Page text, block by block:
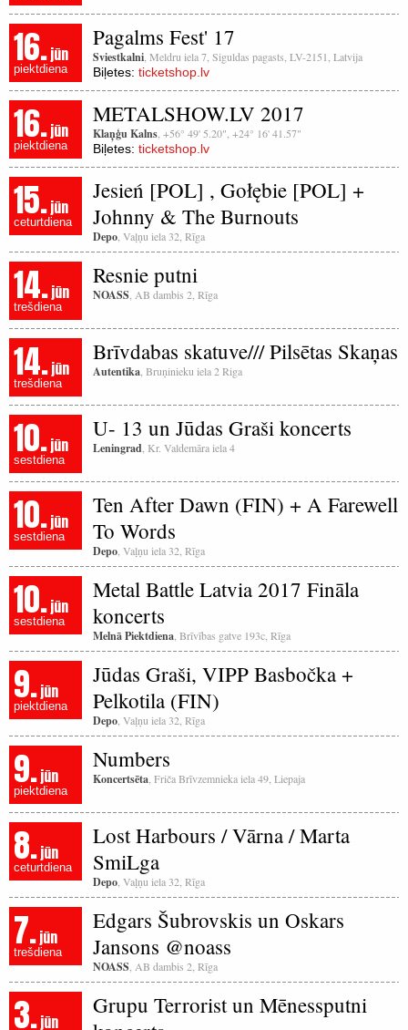
16.jūn
piektdiena
Pagalms Fest' 17
Sviestkalni , Meldru iela 7, Siguldas pagasts, LV-2151, Latvija
Biļetes: ticketshop.lv
16.jūn
piektdiena
METALSHOW.LV 2017
Klaņģu Kalns , +56° 49' 5.20", +24° 16' 41.57"
Biļetes: ticketshop.lv
15.jūn
ceturtdiena
Jesień [POL] , Gołębie [POL] +
Johnny & The Burnouts
Depo , Vaļņu iela 32, Rīga
14.jūn
trešdiena
Resnie putni
NOASS , AB dambis 2, Rīga
14.jūn
trešdiena
Brīvdabas skatuve/// Pilsētas Skaņas
Autentika , Bruņinieku iela 2 Riga
10.jūn
sestdiena
U- 13 un Jūdas Graši koncerts
Leningrad , Kr. Valdemāra iela 4
10.jūn
sestdiena
Ten After Dawn (FIN) + A Farewell
To Words
Depo , Vaļņu iela 32, Rīga
10.jūn
sestdiena
Metal Battle Latvia 2017 Fināla
koncerts
Melnā Piektdiena , Brīvības gatve 193c, Rīga
9.jūn
piektdiena
Jūdas Graši, VIPP Basbočka +
Pelkotila (FIN)
Depo , Vaļņu iela 32, Rīga
9.jūn
piektdiena
Numbers
Koncertsēta , Friča Brīvzemnieka iela 49, Liepaja
8.jūn
ceturtdiena
Lost Harbours / Vārna / Marta
SmiLga
Depo , Vaļņu iela 32, Rīga
7.jūn
trešdiena
Edgars Šubrovskis un Oskars
Jansons @noass
NOASS , AB dambis 2, Rīga
3.jūn
Grupu Terrorist un Mēnessputni